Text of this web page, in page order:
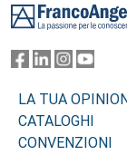
LA TUA
CATALOGHI
CONVENZIONI